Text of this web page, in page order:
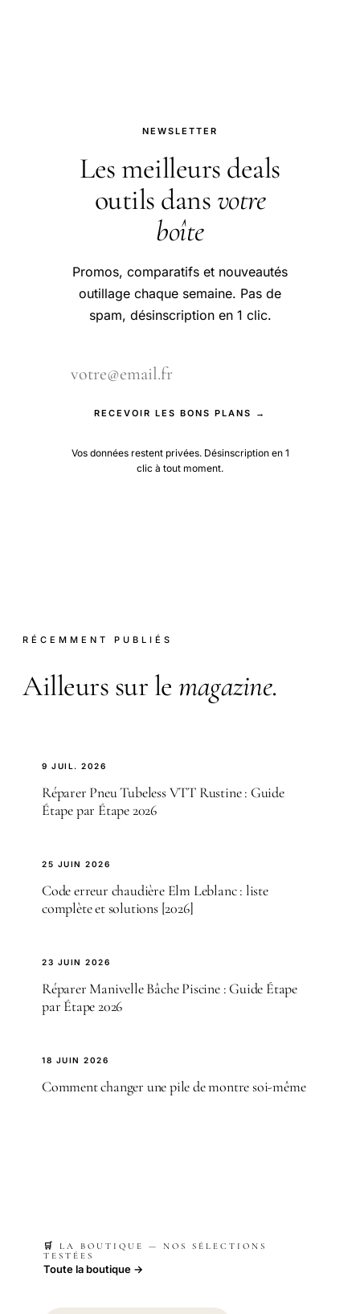
NEWSLETTER
Les meilleurs deals
outils dansvotre
boîte
Promos, comparatifs et nouveautés
outillage chaque semaine. Pas de
spam, désinscription en 1 clic.
RECEVOIR LES BONS PLANS →
Vos données restent privées. Désinscription en 1
clic à tout moment.
RÉCEMMENT PUBLIÉS
Ailleurs sur le magazine.
9 JUIL. 2026
Réparer Pneu Tubeless VTT Rustine : Guide
Étape par Étape 2026
25 JUIN 2026
Code erreur chaudière Elm Leblanc : liste
complète et solutions [2026]
23 JUIN 2026
Réparer Manivelle Bâche Piscine : Guide Étape
par Étape 2026
18 JUIN 2026
Comment changer une pile de montre soi-même
🛒 LA BOUTIQUE — NOS SÉLECTIONS
TESTÉES
Toute la boutique →